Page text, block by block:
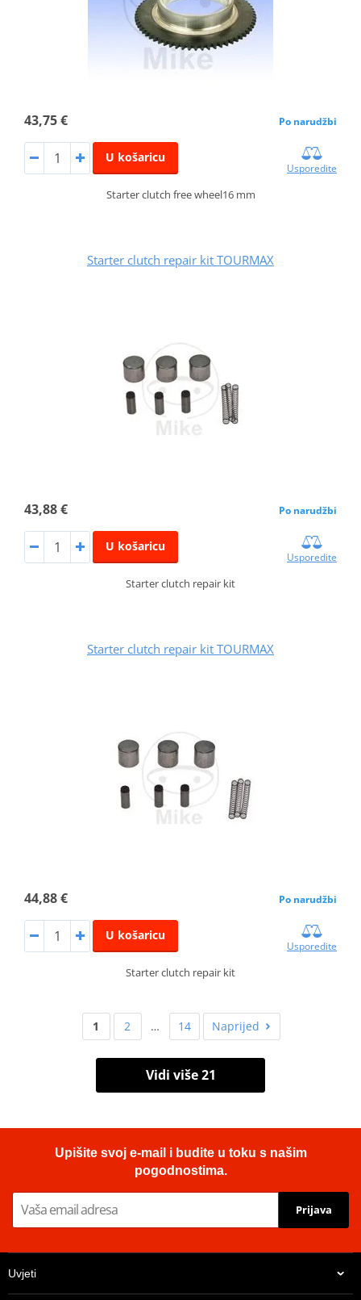
43,75 € Po narudžbi
U košaricu
Usporedite
Starter clutch free wheel16 mm
Starter clutch repair kit TOURMAX
43,88 € Po narudžbi
U košaricu
Usporedite
Starter clutch repair kit
Starter clutch repair kit TOURMAX
44,88 € Po narudžbi
U košaricu
Usporedite
Starter clutch repair kit
1 2 … 14 Naprijed
Vidi više 21
Upišite svoj e-mail i budite u toku s našim
pogodnostima.
Prijava
Uvjeti